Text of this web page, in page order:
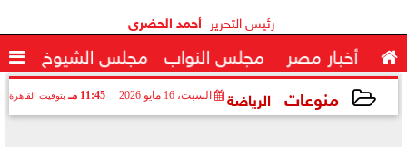
رئيس التحرير أحمد الحضرى
 أخبار مصر مجلس النواب مجلس الشيوخ 
منوعات الرياضة السبت، 16 مايو 2026 11:45 مـ بتوقيت القاهرة